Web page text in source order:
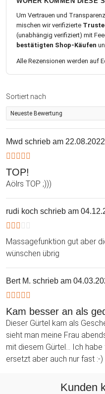
Um Vertrauen und
mischen wir verifizierte
(unabhängig verifiziert) mit
bestätigten Shop-Käufen
Alle Rezensionen werden auf
Sortiert nach
Mwd schrieb am 22.08.2022
TOP!
Aölrs TOP ;)))
rudi koch schrieb am
Massagefunktion gut aber
wünschen übrig
Bert M. schrieb am
Kam besser an als
Dieser Gürtel kam als
sieht man meine Frau
mit diesem Gürtel... Ich
ersetzt aber auch nur fast :-)
Kunden